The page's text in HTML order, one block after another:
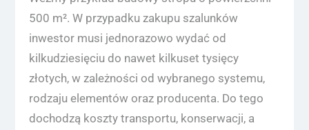
500 m². W przypadku zakupu szalunków
inwestor musi jednorazowo wydać od
kilkudziesięciu do nawet kilkuset tysięcy
złotych, w zależności od wybranego systemu,
rodzaju elementów oraz producenta. Do tego
dochodzą koszty transportu, konserwacji, a